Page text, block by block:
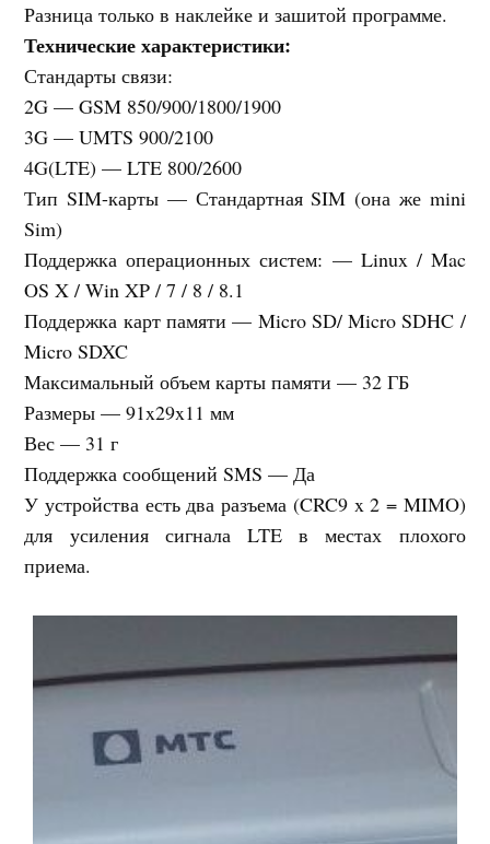
Разница только в наклейке и зашитой программе.
Технические характеристики:
Стандарты связи:
2G — GSM 850/900/1800/1900
3G — UMTS 900/2100
4G(LTE) — LTE 800/2600
Тип SIM-карты — Стандартная SIM (она же mini
Sim)
Поддержка операционных систем: — Linux / Mac
OS X / Win XP / 7 / 8 / 8.1
Поддержка карт памяти — Micro SD/ Micro SDHC /
Micro SDXC
Максимальный объем карты памяти — 32 ГБ
Размеры — 91x29x11 мм
Вес — 31 г
Поддержка сообщений SMS — Да
У устройства есть два разъема (CRC9 x 2 = MIMO)
для усиления сигнала LTE в местах плохого
приема.